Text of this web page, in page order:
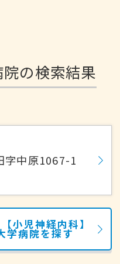
の検索結果
字中原1067-1
小児神経内科】
学病院を探す